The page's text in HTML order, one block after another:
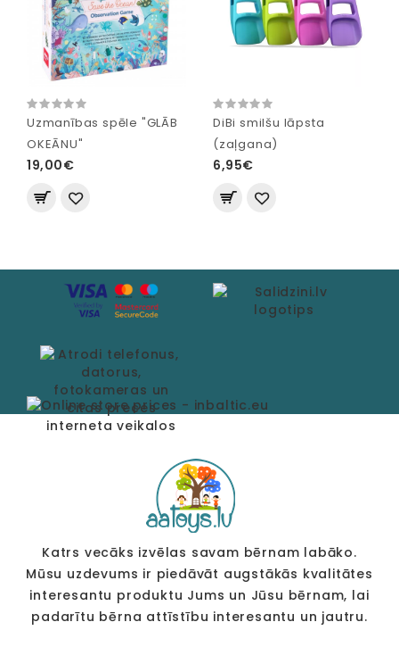
Uzmanības spēle "GLĀB
OKEĀNU"
19,00€
DiBi smilšu lāpsta
(zaļgana)
6,95€
Katrs vecāks izvēlas savam bērnam labāko.
Mūsu uzdevums ir piedāvāt augstākās kvalitātes
interesantu produktu Jums un Jūsu bērnam, lai
padarītu bērna attīstību interesantu un jautru.